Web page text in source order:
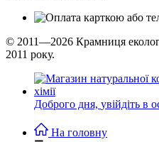
© 2011—2026 Крамниця
2011 року.
Доброго дня, увійдіть в
На головну